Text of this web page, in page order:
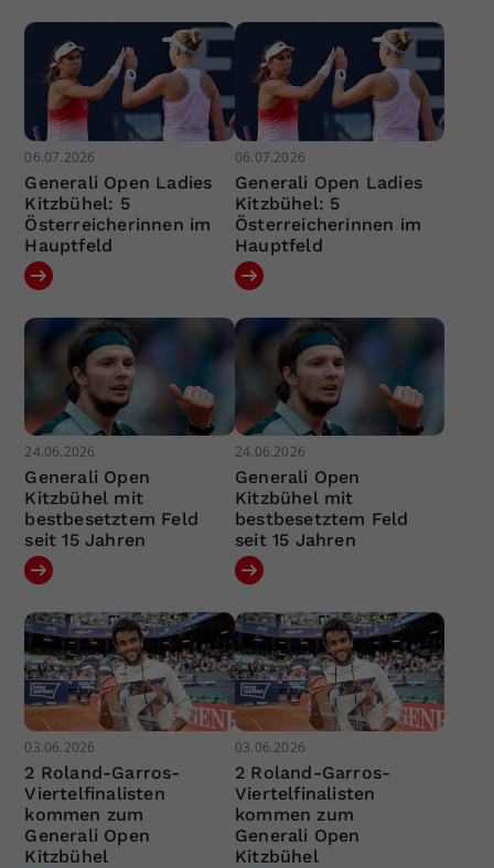
06.07.2026
Generali Open Ladies
Kitzbühel: 5
Österreicherinnen im
Hauptfeld
06.07.2026
Generali Open Ladies
Kitzbühel: 5
Österreicherinnen im
Hauptfeld
24.06.2026
Generali Open
Kitzbühel mit
bestbesetztem Feld
seit 15 Jahren
24.06.2026
Generali Open
Kitzbühel mit
bestbesetztem Feld
seit 15 Jahren
03.06.2026
2 Roland-Garros-
Viertelfinalisten
kommen zum
Generali Open
Kitzbühel
03.06.2026
2 Roland-Garros-
Viertelfinalisten
kommen zum
Generali Open
Kitzbühel